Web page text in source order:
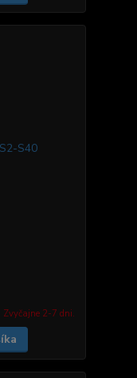
Zvyčajne 2-7 dni.